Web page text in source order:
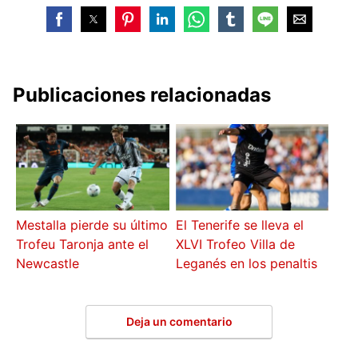
Publicaciones relacionadas
Mestalla pierde su último
Trofeu Taronja ante el
Newcastle
El Tenerife se lleva el
XLVI Trofeo Villa de
Leganés en los penaltis
Deja un comentario